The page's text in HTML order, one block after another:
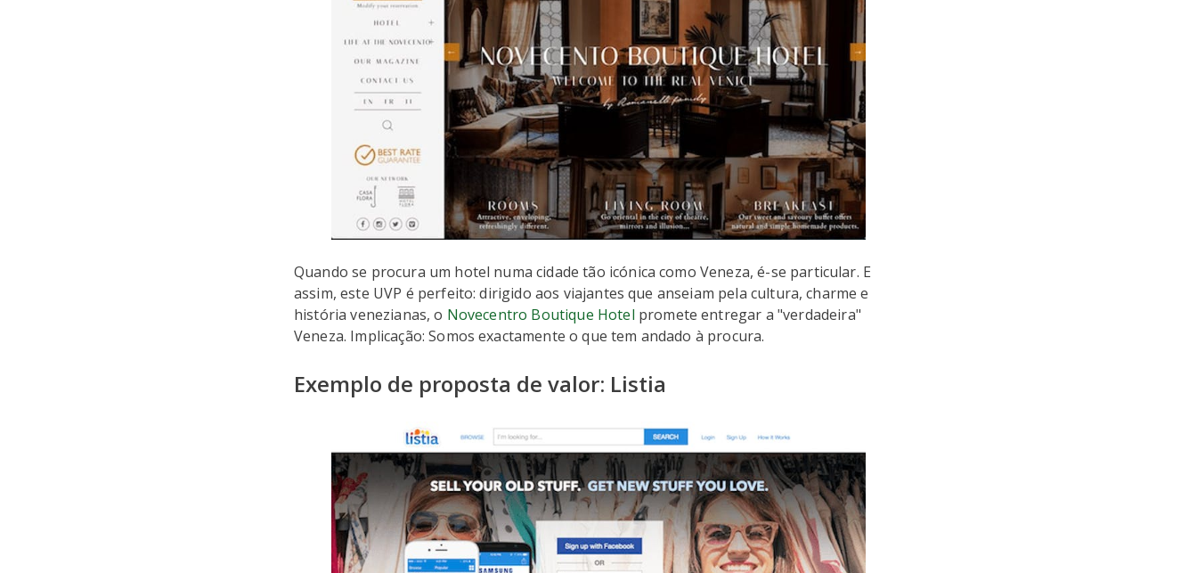
Quando se procura um hotel numa cidade tão icónica como Veneza, é-se particular. E
assim, este UVP é perfeito: dirigido aos viajantes que anseiam pela cultura, charme e
história venezianas, o Novecentro Boutique Hotel promete entregar a "verdadeira"
Veneza. Implicação: Somos exactamente o que tem andado à procura.
Exemplo de proposta de valor: Listia